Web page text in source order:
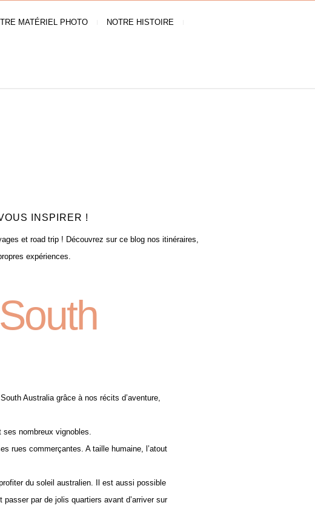
MATÉRIEL PHOTO NOTRE HISTOIRE
INSPIRER !
et road trip ! Découvrez sur ce blog nos itinéraires,
expériences.
Australia grâce à nos récits d’aventure,
nombreux vignobles.
rues commerçantes. A taille humaine, l’atout
du soleil australien. Il est aussi possible
par de jolis quartiers avant d’arriver sur